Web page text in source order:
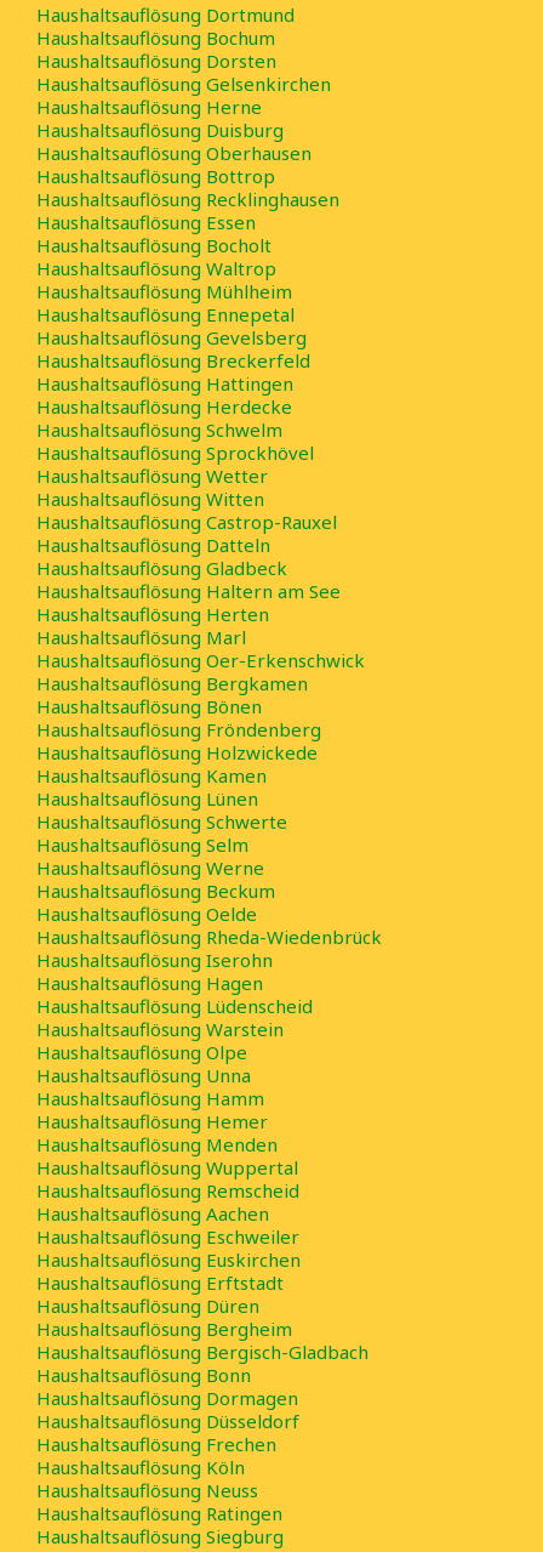
Haushaltsauflösung Dortmund
Haushaltsauflösung Bochum
Haushaltsauflösung Dorsten
Haushaltsauflösung Gelsenkirchen
Haushaltsauflösung Herne
Haushaltsauflösung Duisburg
Haushaltsauflösung Oberhausen
Haushaltsauflösung Bottrop
Haushaltsauflösung Recklinghausen
Haushaltsauflösung Essen
Haushaltsauflösung Bocholt
Haushaltsauflösung Waltrop
Haushaltsauflösung Mühlheim
Haushaltsauflösung Ennepetal
Haushaltsauflösung Gevelsberg
Haushaltsauflösung Breckerfeld
Haushaltsauflösung Hattingen
Haushaltsauflösung Herdecke
Haushaltsauflösung Schwelm
Haushaltsauflösung Sprockhövel
Haushaltsauflösung Wetter
Haushaltsauflösung Witten
Haushaltsauflösung Castrop-Rauxel
Haushaltsauflösung Datteln
Haushaltsauflösung Gladbeck
Haushaltsauflösung Haltern am See
Haushaltsauflösung Herten
Haushaltsauflösung Marl
Haushaltsauflösung Oer-Erkenschwick
Haushaltsauflösung Bergkamen
Haushaltsauflösung Bönen
Haushaltsauflösung Fröndenberg
Haushaltsauflösung Holzwickede
Haushaltsauflösung Kamen
Haushaltsauflösung Lünen
Haushaltsauflösung Schwerte
Haushaltsauflösung Selm
Haushaltsauflösung Werne
Haushaltsauflösung Beckum
Haushaltsauflösung Oelde
Haushaltsauflösung Rheda-Wiedenbrück
Haushaltsauflösung Iserohn
Haushaltsauflösung Hagen
Haushaltsauflösung Lüdenscheid
Haushaltsauflösung Warstein
Haushaltsauflösung Olpe
Haushaltsauflösung Unna
Haushaltsauflösung Hamm
Haushaltsauflösung Hemer
Haushaltsauflösung Menden
Haushaltsauflösung Wuppertal
Haushaltsauflösung Remscheid
Haushaltsauflösung Aachen
Haushaltsauflösung Eschweiler
Haushaltsauflösung Euskirchen
Haushaltsauflösung Erftstadt
Haushaltsauflösung Düren
Haushaltsauflösung Bergheim
Haushaltsauflösung Bergisch-Gladbach
Haushaltsauflösung Bonn
Haushaltsauflösung Dormagen
Haushaltsauflösung Düsseldorf
Haushaltsauflösung Frechen
Haushaltsauflösung Köln
Haushaltsauflösung Neuss
Haushaltsauflösung Ratingen
Haushaltsauflösung Siegburg